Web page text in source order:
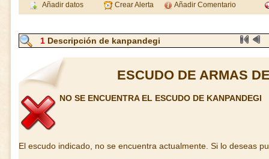
Añadir datos Crear Alerta Añadir Comentario
1 Descripción de kanpandegi
ESCUDO DE ARMAS
NO SE ENCUENTRA EL ESCUDO DE KANPANDEGI
El escudo indicado, no se encuentra actualmente. Si lo deseas